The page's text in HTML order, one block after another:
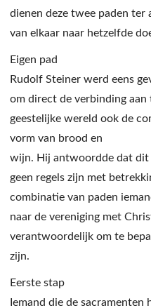
dienen deze twee paden ter
van elkaar naar hetzelfde
Eigen pad
Rudolf Steiner werd eens
om direct de verbinding aan
geestelijke wereld ook de
vorm van brood en
wijn. Hij antwoordde dat
geen regels zijn met
combinatie van paden
naar de vereniging met
verantwoordelijk om te
zijn.
Eerste stap
Iemand die de sacramenten